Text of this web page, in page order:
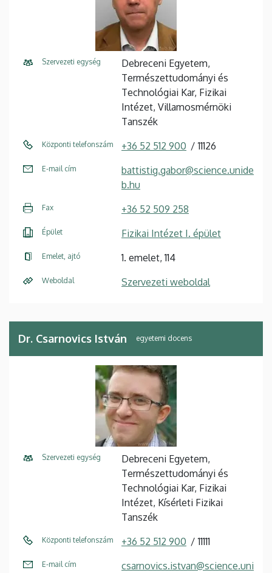
Szervezeti egység
Debreceni Egyetem,
Természettudományi és
Technológiai Kar, Fizikai
Intézet, Villamosmérnöki
Tanszék
Központi telefonszám +36 52 512 900 11126
E-mail cím
battistig.gabor@science.unide
b.hu
Fax +36 52 509 258
Épület Fizikai Intézet I. épület
Emelet, ajtó 1. emelet, 114
Weboldal Szervezeti weboldal
Dr. Csarnovics István egyetemi docens
Szervezeti egység
Debreceni Egyetem,
Természettudományi és
Technológiai Kar, Fizikai
Intézet, Kísérleti Fizikai
Tanszék
Központi telefonszám +36 52 512 900 11111
E-mail cím
csarnovics.istvan@science.uni